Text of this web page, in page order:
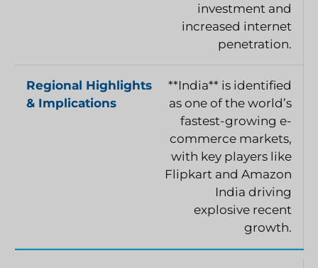
investment and
increased internet
penetration.
**India** is identified
as one of the world’s
fastest-growing e-
commerce markets,
with key players like
Flipkart and Amazon
India driving
explosive recent
growth.